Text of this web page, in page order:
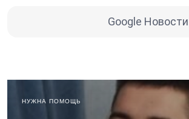
Google Новости
НУЖНА ПОМОЩЬ